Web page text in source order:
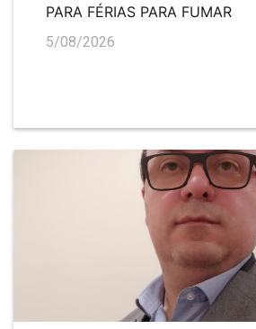
PARA FÉRIAS PARA FUMAR
5/08/2026